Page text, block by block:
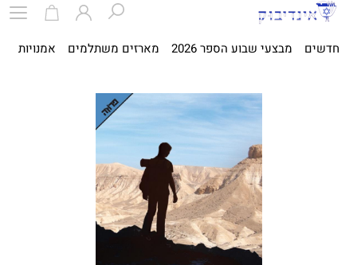
חדשים מבצעי שבוע הספר 2026 מארזים משתלמים אמנויות